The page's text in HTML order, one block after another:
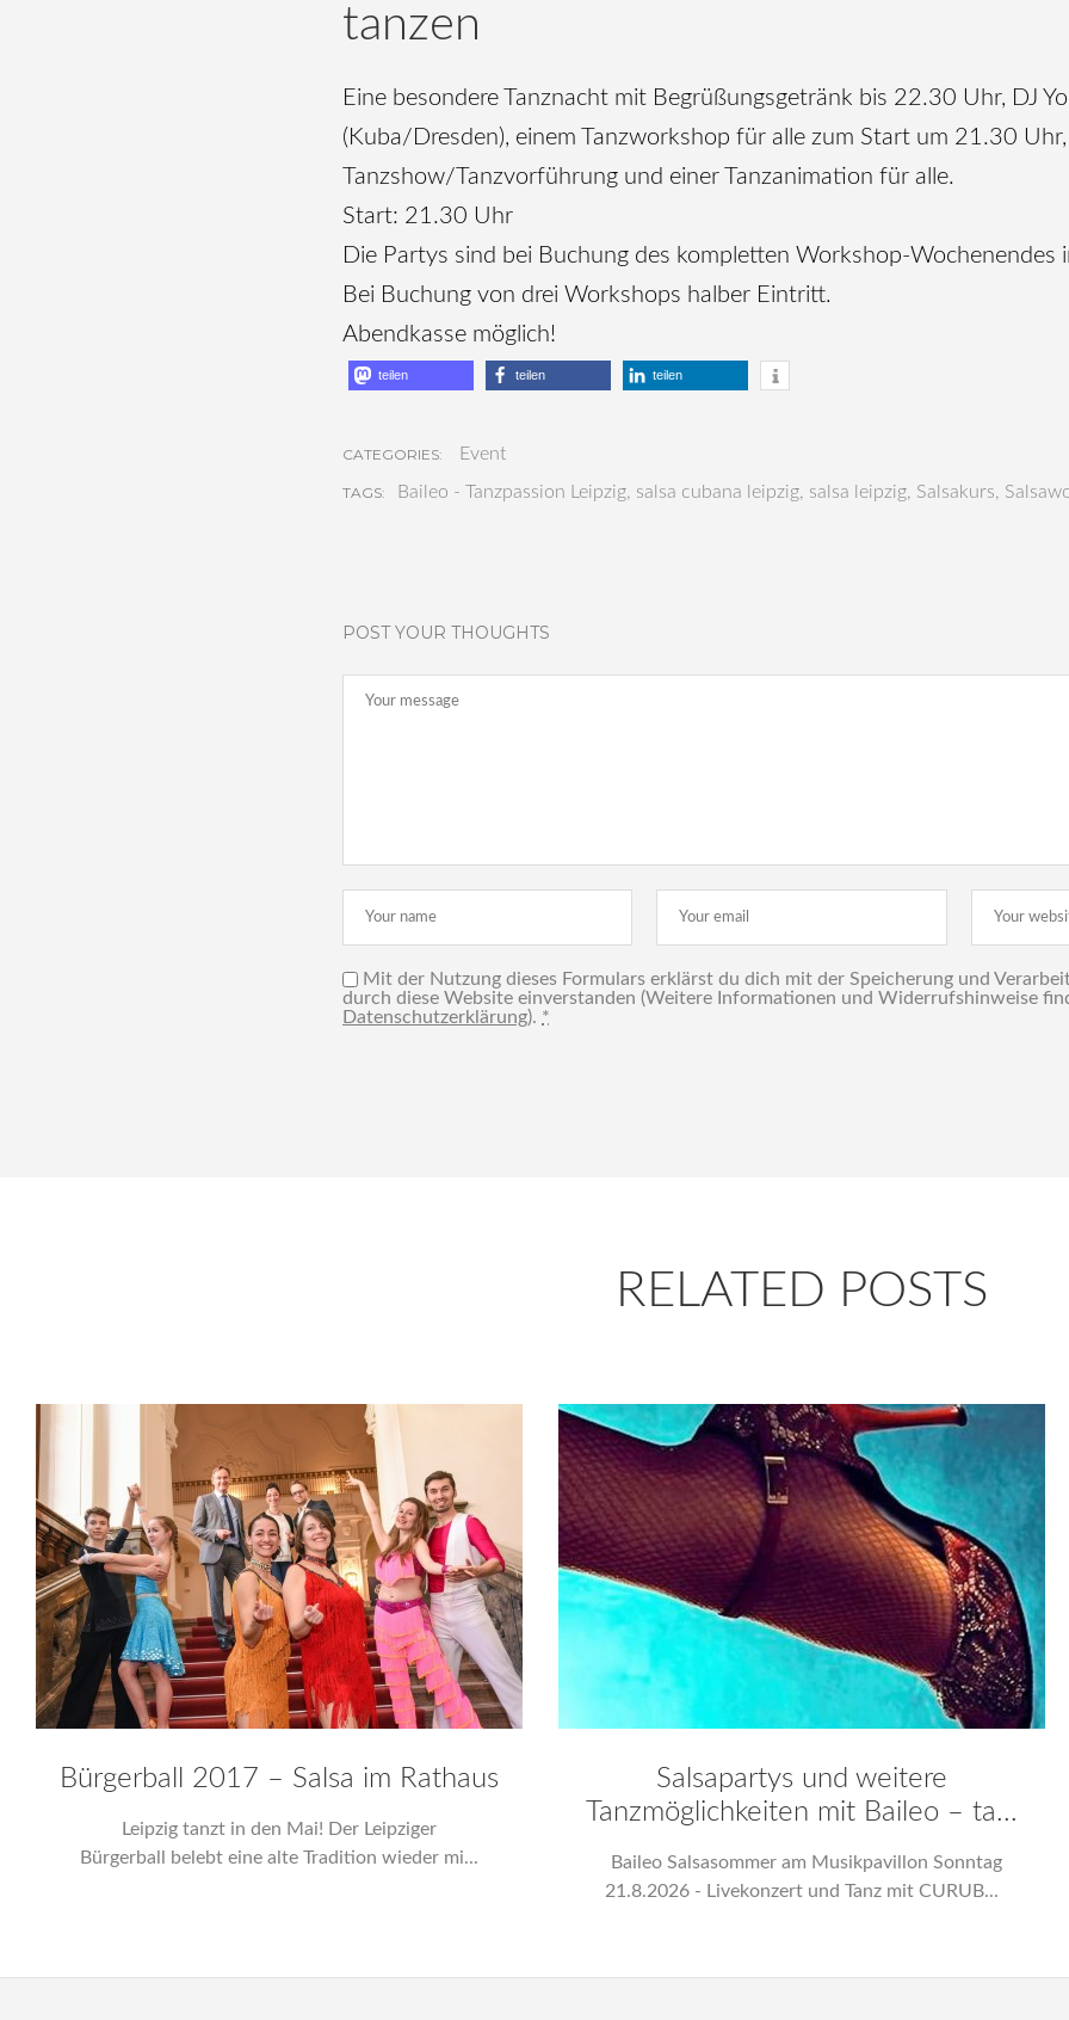
tanzen
Eine besondere Tanznacht mit Begrüßungsgetränk bis 22.30 Uhr, DJ
(Kuba/Dresden), einem Tanzworkshop für alle zum Start um 21.30 Uhr,
Tanzshow/Tanzvorführung und einer Tanzanimation für alle.
Start: 21.30 Uhr
Die Partys sind bei Buchung des kompletten Workshop-Wochenendes
Bei Buchung von drei Workshops halber Eintritt.
Abendkasse möglich!
teilen teilen teilen
CATEGORIES: Event
TAGS: Baileo - Tanzpassion Leipzig, salsa cubana leipzig, salsa leipzig, Salsakurs,
POST YOUR THOUGHTS
Mit der Nutzung dieses Formulars erklärst du dich mit der Speicherung und
durch diese Website einverstanden (Weitere Informationen und Widerrufshinweise
Datenschutzerklärung). *
RELATED POSTS
Bürgerball 2017 – Salsa im Rathaus
Leipzig tanzt in den Mai! Der Leipziger
Bürgerball belebt eine alte Tradition wieder mi...
Salsapartys und weitere
Tanzmöglichkeiten mit Baileo – ta...
Baileo Salsasommer am Musikpavillon Sonntag
21.8.2026 - Livekonzert und Tanz mit CURUB...